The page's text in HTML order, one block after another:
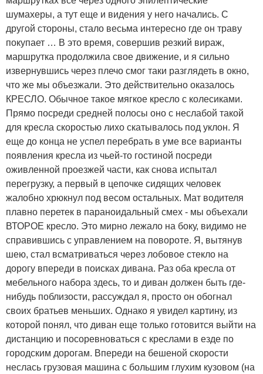
шумахеры, а тут еще и видения у него начались. С
другой стороны, стало весьма интересно где он траву
покупает … В это время, совершив резкий вираж,
маршрутка продолжила свое движение, и я сильно
извернувшись через плечо смог таки разглядеть в окно,
что же мы объезжали. Это действительно оказалось
КРЕСЛО. Обычное такое мягкое кресло с колесиками.
Прямо посреди средней полосы оно с неслабой такой
для кресла скоростью лихо скатывалось под уклон. Я
еще до конца не успел перебрать в уме все варианты
появления кресла из чьей-то гостиной посреди
оживленной проезжей части, как снова испытал
перегрузку, а первый в цепочке сидящих человек
жалобно хрюкнул под весом остальных. Мат водителя
плавно перетек в параноидальный смех - мы объехали
ВТОРОЕ кресло. Это мирно лежало на боку, видимо не
справившись с управлением на повороте. Я, вытянув
шею, стал всматриваться через лобовое стекло на
дорогу впереди в поисках дивана. Раз оба кресла от
мебельного набора здесь, то и диван должен быть где-
нибудь поблизости, рассуждал я, просто он обогнал
своих братьев меньших. Однако я увидел картину, из
которой понял, что диван еще только готовится выйти на
дистанцию и посоревноваться с креслами в езде по
городским дорогам. Впереди на бешеной скорости
неслась грузовая машина с большим глухим кузовом (на